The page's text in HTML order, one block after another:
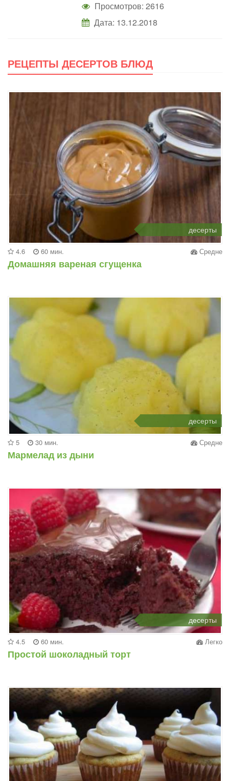
Просмотров: 2616
Дата: 13.12.2018
РЕЦЕПТЫ ДЕСЕРТОВ БЛЮД
десерты
4.6 60 мин. Средне
Домашняя вареная сгущенка
десерты
5 30 мин. Средне
Мармелад из дыни
десерты
4.5 60 мин. Легко
Простой шоколадный торт